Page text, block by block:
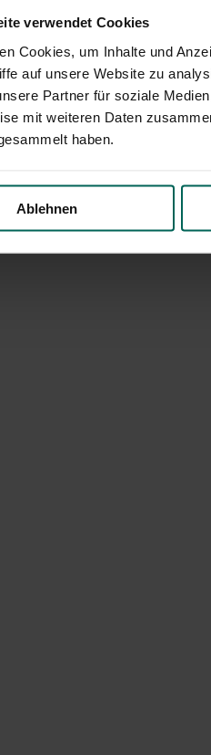
verwendet Cookies
Cookies, um Inhalte und
auf unsere Website zu
Partner für soziale
mit weiteren Daten
haben.
Ablehnen